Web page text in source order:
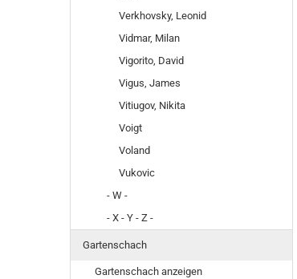
Verkhovsky, Leonid
Vidmar, Milan
Vigorito, David
Vigus, James
Vitiugov, Nikita
Voigt
Voland
Vukovic
- W -
- X - Y - Z -
Gartenschach
Gartenschach anzeigen